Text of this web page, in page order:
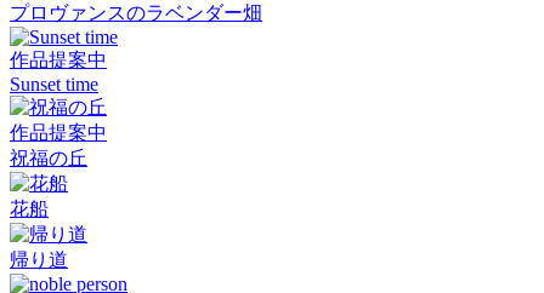
プロヴァンスのラベンダー畑
作品提案中
Sunset time
作品提案中
祝福の丘
花船
帰り道